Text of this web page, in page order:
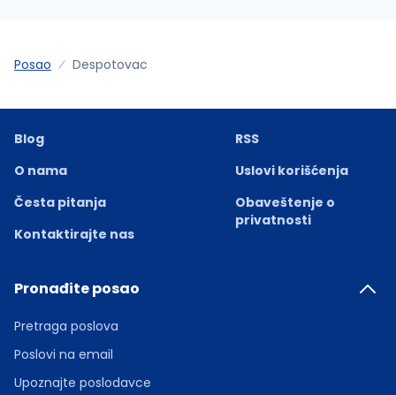
Posao Despotovac
Blog
O nama
Česta pitanja
Kontaktirajte nas
RSS
Uslovi korišćenja
Obaveštenje o
privatnosti
Pronađite posao
Pretraga poslova
Poslovi na email
Upoznajte poslodavce